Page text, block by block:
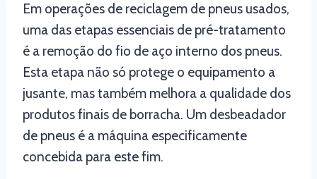
Em operações de reciclagem de pneus usados,
uma das etapas essenciais de pré-tratamento
é a remoção do fio de aço interno dos pneus.
Esta etapa não só protege o equipamento a
jusante, mas também melhora a qualidade dos
produtos finais de borracha. Um desbeadador
de pneus é a máquina especificamente
concebida para este fim.